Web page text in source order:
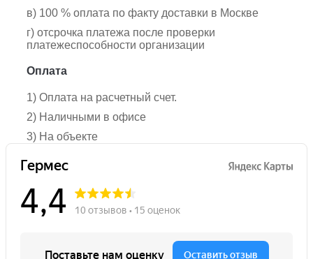
в) 100 % оплата по факту доставки в Москве
г) отсрочка платежа после проверки
платежеспособности организации
Оплата
1) Оплата на расчетный счет.
2) Наличными в офисе
3) На объекте